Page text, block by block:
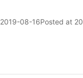
2019-08-16Posted at